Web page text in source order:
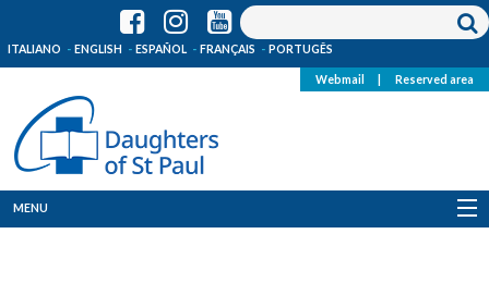
ITALIANO ENGLISH ESPAÑOL FRANÇAIS PORTUGÊS
Webmail Reserved area
MENU